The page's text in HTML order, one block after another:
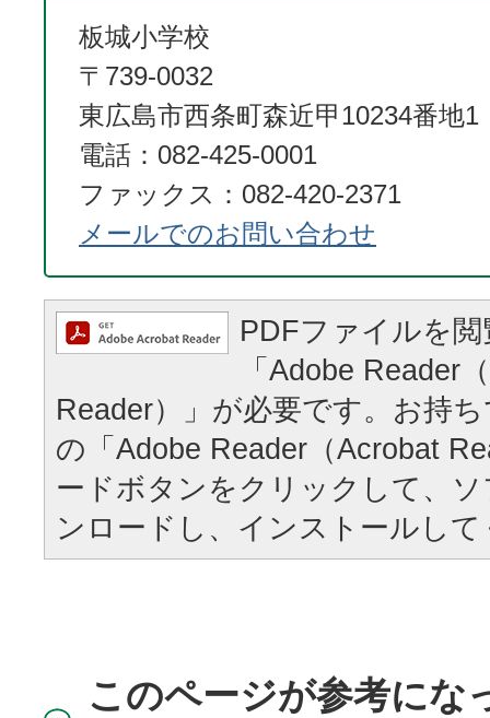
板城小学校
〒739-0032
東広島市西条町森近甲10234番地1
電話：082-425-0001
ファックス：082-420-2371
メールでのお問い合わせ
PDFファイルを
「Adobe Reader
Reader）」が必要です。お持
の「Adobe Reader（Acrobat
ードボタンをクリックして、
ンロードし、インストールし
このページが参考にな